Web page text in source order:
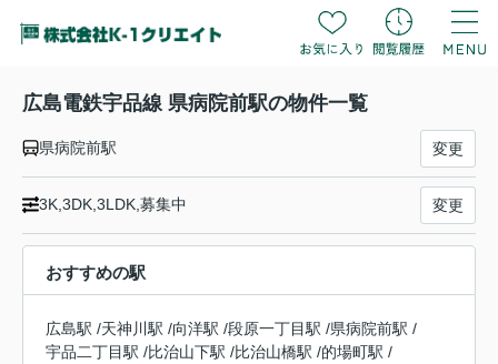
広島電鉄宇品線 県病院前駅の物件一覧
県病院前駅 変更
3K,3DK,3LDK,募集中 変更
おすすめの駅
広島駅 /天神川駅 /向洋駅 /段原一丁目駅 /県病院前駅 /
宇品二丁目駅 /比治山下駅 /比治山橋駅 /的場町駅 /